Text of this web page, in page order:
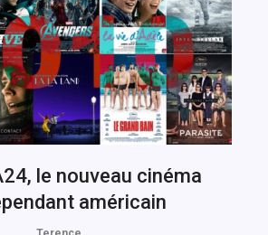
le nouveau cinéma
américain